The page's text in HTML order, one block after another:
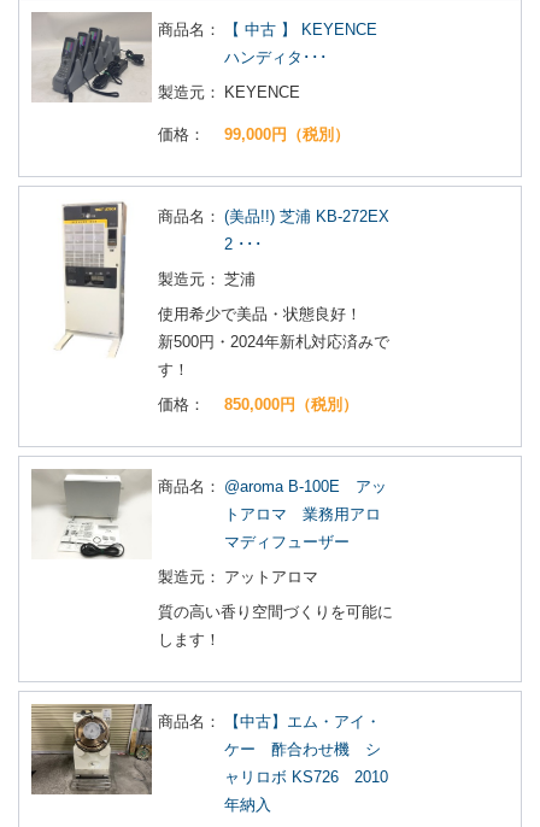
商品名：
【 中古 】 KEYENCE
ハンディタ･･･
製造元：
KEYENCE
価格： 99,000円（税別）
商品名： (美品!!) 芝浦 KB-272EX
2 ･･･
製造元： 芝浦
使用希少で美品・状態良好！
新500円・2024年新札対応済みで
す！
価格：
850,000円（税別）
商品名： @aroma B-100E アッ
トアロマ 業務用アロ
マディフューザー
製造元： アットアロマ
質の高い香り空間づくりを可能に
します！
商品名：
【中古】エム・アイ・
ケー 酢合わせ機 シ
ャリロボ KS726 2010
年納入